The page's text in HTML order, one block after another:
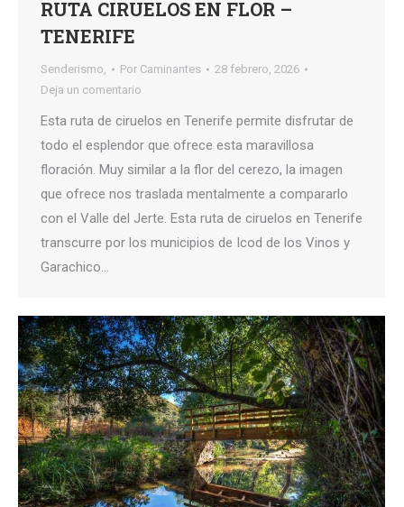
RUTA CIRUELOS EN FLOR –
TENERIFE
Senderismo, Por Caminantes
28 febrero, 2026
Deja un comentario
Esta ruta de ciruelos en Tenerife permite disfrutar de
todo el esplendor que ofrece esta maravillosa
floración. Muy similar a la flor del cerezo, la imagen
que ofrece nos traslada mentalmente a compararlo
con el Valle del Jerte. Esta ruta de ciruelos en Tenerife
transcurre por los municipios de Icod de los Vinos y
Garachico…